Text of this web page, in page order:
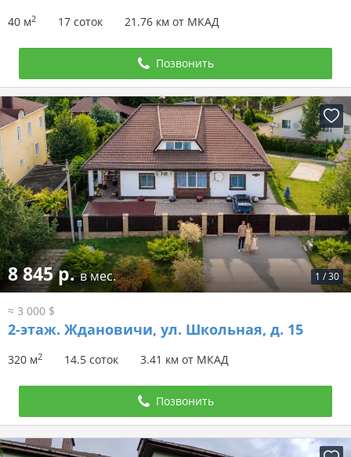
40 м2 17 соток 21.76 км от МКАД
Позвонить
1 /30
8 845 р.в мес.
≈ 3 000 $
2-этаж. Ждановичи, ул. Школьная, д. 15
320 м2 14.5 соток 3.41 км от МКАД
Позвонить